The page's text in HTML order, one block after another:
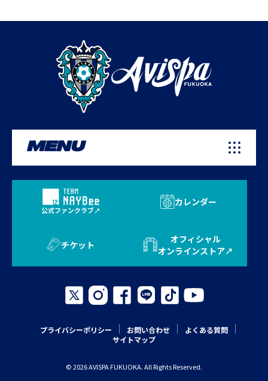
MENU
公式ファンクラブ
カレンダー
チケット
オフィシャル
オンラインストア
プライバシーポリシー お問い合わせ
よくある質問
サイトマップ
© 2026 AVISPA FUKUOKA. All Rights Reserved.